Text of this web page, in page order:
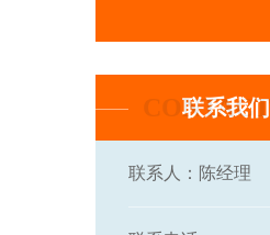
联系我们
联系人：陈经理